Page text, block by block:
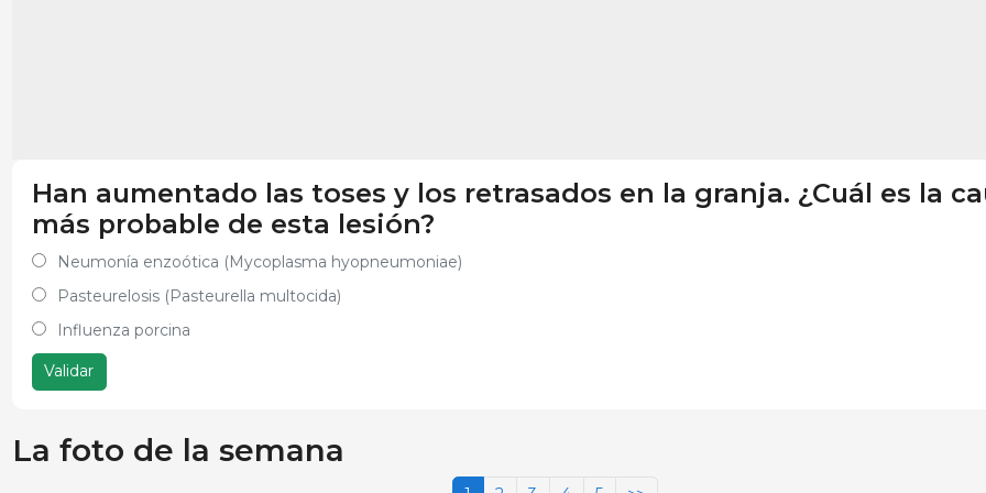
Han aumentado las toses y los retrasados en la granja. ¿Cuál es la
más probable de esta lesión?
Neumonía enzoótica (Mycoplasma hyopneumoniae)
Pasteurelosis (Pasteurella multocida)
Influenza porcina
Validar
La foto de la semana